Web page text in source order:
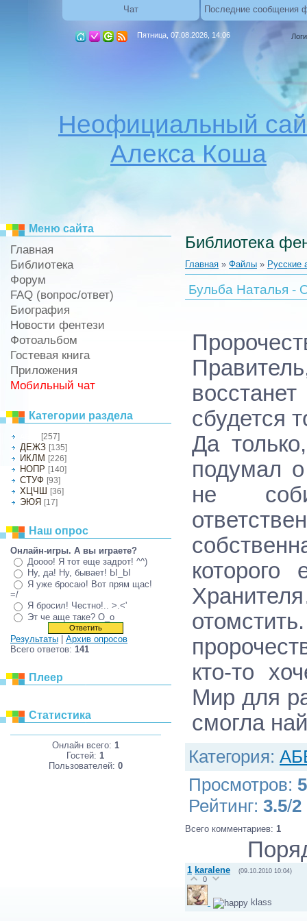
Чат Последние сообщения
Пятница, 07.08.2026, 14:06
Неофициальный
Алекса Коша
Меню сайта
Главная
Библиотека
Форум
FAQ (вопрос/ответ)
Биография
Новости фентези
Фотоальбом
Гостевая книга
Приложения
Мобильный чат
Категории раздела
[257]
ДЕЖЗ [135]
ИКЛМ [226]
НОПР [140]
СТУФ [93]
ХЦЧШ [36]
ЭЮЯ [17]
Наш опрос
Онлайн-игры. А вы играете?
Доооо! Я тот еще задрот! ^^)
Ну, да! Ну, бывает! Ы_Ы
Я уже бросаю! Вот прям щас!
=/
Я бросил! Честно!.. >.<'
Эт че аще таке? О_о
Результаты
Архив опросов
Всего ответов: 141
Плеер
Статистика
Онлайн всего: 1
Гостей: 1
Пользователей: 0
Библиотека
Главная » Файлы » Русские
Бульба Наталья -
сбудется
Да
подумал
не
кто-то
Мир для
смогла
Категория:
Просмотров:
Рейтинг: 3.5/2
Всего комментариев: 1
1 karalene (09.10.2010 10:04)
0
klass